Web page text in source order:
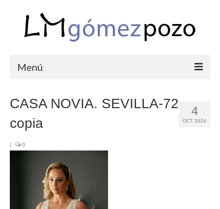
Menú
COMUNIONES
SEMANA SANTA
BLOG
4
OCT 2024
CASA NOVIA. SEVILLA-72
copia
| 0